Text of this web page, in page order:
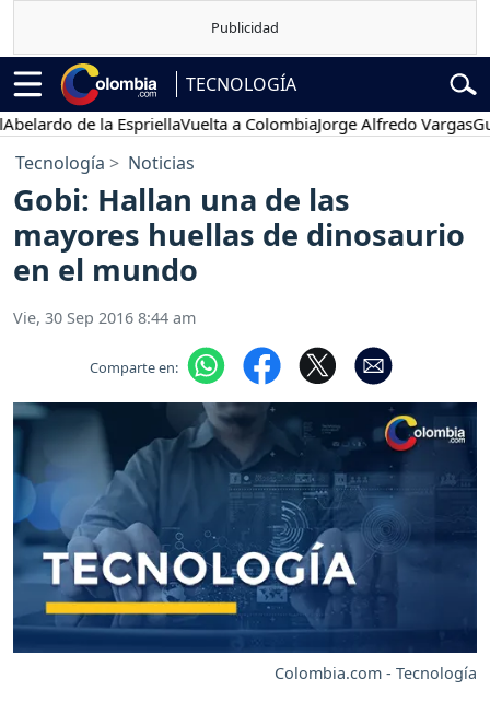
TECNOLOGÍA
de la EspriellaVuelta a ColombiaJorge Alfredo Vargas
Tecnología Noticias
Gobi: Hallan una de las
mayores huellas de dinosaurio
en el mundo
Vie, 30 Sep 2016 8:44 am
Comparte en:
Colombia.com - Tecnología